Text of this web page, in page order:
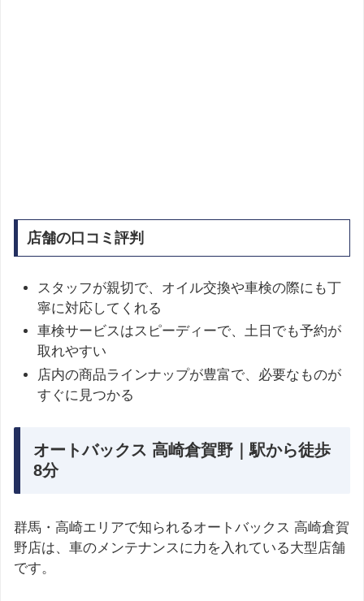
店舗の口コミ評判
スタッフが親切で、オイル交換や車検の際にも丁
寧に対応してくれる
車検サービスはスピーディーで、土日でも予約が
取れやすい
店内の商品ラインナップが豊富で、必要なものが
すぐに見つかる
オートバックス 高崎倉賀野｜駅から徒歩
8分
群馬・高崎エリアで知られるオートバックス 高崎倉賀
野店は、車のメンテナンスに力を入れている大型店舗
です。